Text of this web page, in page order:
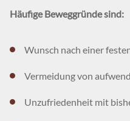
Häufige Beweggründe sind:
Wunsch nach einer
Vermeidung von
Unzufriedenheit mit